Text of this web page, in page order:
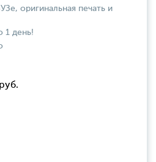
оригинальная печать и
1 день!
руб.